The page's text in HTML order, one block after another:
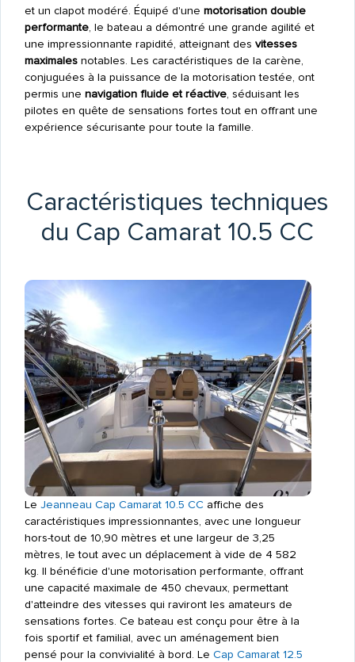
et un clapot modéré. Équipé d'une motorisation double
performante, le bateau a démontré une grande agilité et
une impressionnante rapidité, atteignant des vitesses
maximalesnotables. Les caractéristiques de la carène,
conjuguées à la puissance de la motorisation testée, ont
permis une navigation fluide et réactive, séduisant les
pilotes en quête de sensations fortes tout en offrant une
expérience sécurisante pour toute la famille.
Caractéristiques techniques
du Cap Camarat 10.5 CC
Le Jeanneau Cap Camarat 10.5 CC affiche des
caractéristiques impressionnantes, avec une longueur
hors-tout de 10,90 mètres et une largeur de 3,25
mètres, le tout avec un déplacement à vide de 4 582
kg. Il bénéficie d'une motorisation performante, offrant
une capacité maximale de 450 chevaux, permettant
d'atteindre des vitesses qui raviront les amateurs de
sensations fortes. Ce bateau est conçu pour être à la
fois sportif et familial, avec un aménagement bien
pensé pour la convivialité à bord. Le Cap Camarat 12.5